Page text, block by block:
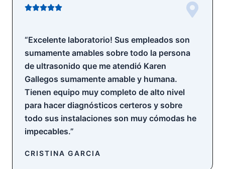
5
V
o
r
a
d
o
c
o
d
“Excelente laboratorio! Sus empleados son
sumamente amables sobre todo la persona
de ultrasonido que me atendió Karen
Gallegos sumamente amable y humana.
Tienen equipo muy completo de alto nivel
para hacer diagnósticos certeros y sobre
todo sus instalaciones son muy cómodas he
impecables.”
CRISTINA GARCIA